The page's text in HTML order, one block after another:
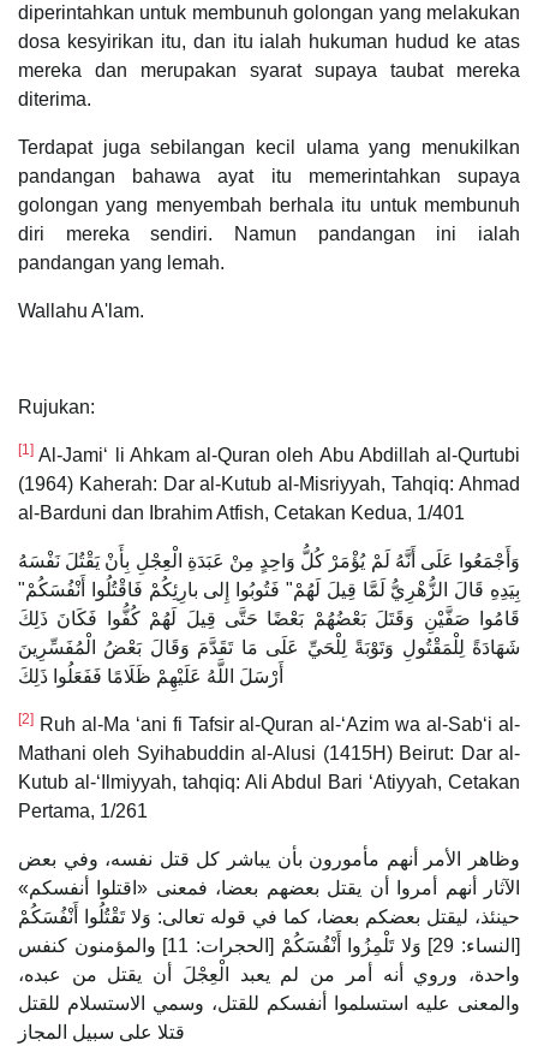
diperintahkan untuk membunuh golongan yang melakukan
dosa kesyirikan itu, dan itu ialah hukuman hudud ke atas
mereka dan merupakan syarat supaya taubat mereka
diterima.
Terdapat juga sebilangan kecil ulama yang menukilkan
pandangan bahawa ayat itu memerintahkan supaya
golongan yang menyembah berhala itu untuk membunuh
diri mereka sendiri. Namun pandangan ini ialah
pandangan yang lemah.
Wallahu A'lam.
Rujukan:
[1] Al-Jami‘ li Ahkam al-Quran oleh Abu Abdillah al-Qurtubi
(1964) Kaherah: Dar al-Kutub al-Misriyyah, Tahqiq: Ahmad
al-Barduni dan Ibrahim Atfish, Cetakan Kedua, 1/401
وَأَجْمَعُوا عَلَى أَنَّهُ لَمْ يُؤْمَرْ كُلُّ وَاحِدٍ مِنْ عَبَدَةِ الْعِجْلِ بِأَنْ يَقْتُلَ نَفْسَهُ
بِيَدِهِ قَالَ الزُّهْرِيُّ لَمَّا قِيلَ لَهُمْ" فَتُوبُوا إِلى بارِئِكُمْ فَاقْتُلُوا أَنْفُسَكُمْ"
قَامُوا صَفَّيْنِ وَقَتَلَ بَعْضُهُمْ بَعْضًا حَتَّى قِيلَ لَهُمْ كُفُّوا فَكَانَ ذَلِكَ
شَهَادَةً لِلْمَقْتُولِ وَتَوْبَةً لِلْحَيِّ عَلَى مَا تَقَدَّمَ وَقَالَ بَعْضُ الْمُفَسِّرِينَ
أَرْسَلَ اللَّهُ عَلَيْهِمْ ظَلَامًا فَفَعَلُوا ذَلِكَ
[2] Ruh al-Ma ‘ani fi Tafsir al-Quran al-‘Azim wa al-Sab‘i al-
Mathani oleh Syihabuddin al-Alusi (1415H) Beirut: Dar al-
Kutub al-‘Ilmiyyah, tahqiq: Ali Abdul Bari ‘Atiyyah, Cetakan
Pertama, 1/261
وظاهر الأمر أنهم مأمورون بأن يباشر كل قتل نفسه، وفي بعض
الآثار أنهم أمروا أن يقتل بعضهم بعضا، فمعنى «اقتلوا أنفسكم»
حينئذ، ليقتل بعضكم بعضا، كما في قوله تعالى: وَلا تَقْتُلُوا أَنْفُسَكُمْ
[النساء: 29] وَلا تَلْمِزُوا أَنْفُسَكُمْ [الحجرات: 11] والمؤمنون كنفس
واحدة، وروي أنه أمر من لم يعبد الْعِجْلَ أن يقتل من عبده،
والمعنى عليه استسلموا أنفسكم للقتل، وسمي الاستسلام للقتل
قتلا على سبيل المجاز